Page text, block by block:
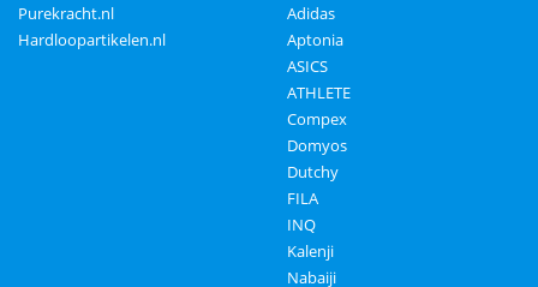
Purekracht.nl
Hardloopartikelen.nl
Adidas
Aptonia
ASICS
ATHLETE
Compex
Domyos
Dutchy
FILA
INQ
Kalenji
Nabaiji